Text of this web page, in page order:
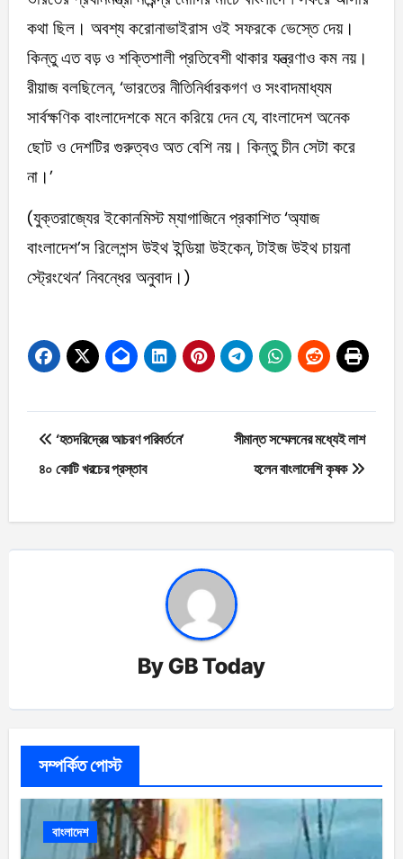
কথা ছিল। অবশ্য করোনাভাইরাস ওই সফরকে ভেস্তে দেয়।
কিন্তু এত বড় ও শক্তিশালী প্রতিবেশী থাকার যন্ত্রণাও কম নয়।
রীয়াজ বলছিলেন, ‘ভারতের নীতিনির্ধারকগণ ও সংবাদমাধ্যম
সার্বক্ষণিক বাংলাদেশকে মনে করিয়ে দেন যে, বাংলাদেশ অনেক
ছোট ও দেশটির গুরুত্বও অত বেশি নয়। কিন্তু চীন সেটা করে
না।’
(যুক্তরাজ্যের ইকোনমিস্ট ম্যাগাজিনে প্রকাশিত ‘অ্যাজ
বাংলাদেশ’স রিলেশন্স উইথ ইন্ডিয়া উইকেন, টাইজ উইথ চায়না
স্ট্রেংথেন’ নিবন্ধের অনুবাদ।)
Post
navigation
‘হতদরিদ্রের আচরণ পরিবর্তনে’
৪০ কোটি খরচের প্রস্তাব
সীমান্ত সম্মেলনের মধ্যেই লাশ
হলেন বাংলাদেশি কৃষক
ByGB Today
সম্পর্কিত পোস্ট
বাংলাদেশ